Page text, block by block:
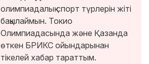
олимпиадалық спорт түрлерін жіті
бақылаймын. Токио
Олимпиадасында және Қазанда
өткен БРИКС ойындарынан
тікелей хабар тараттым.